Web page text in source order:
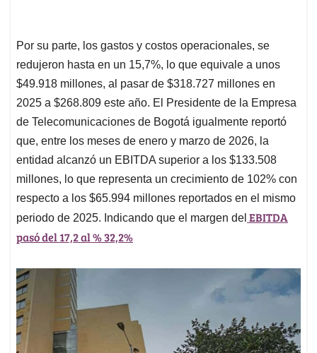
Por su parte, los gastos y costos operacionales, se
redujeron hasta en un 15,7%, lo que equivale a unos
$49.918 millones, al pasar de $318.727 millones en
2025 a $268.809 este año. El Presidente de la Empresa
de Telecomunicaciones de Bogotá igualmente reportó
que, entre los meses de enero y marzo de 2026, la
entidad alcanzó un EBITDA superior a los $133.508
millones, lo que representa un crecimiento de 102% con
respecto a los $65.994 millones reportados en el mismo
periodo de 2025. Indicando que el margen del EBITDA
pasó del 17,2 al % 32,2%